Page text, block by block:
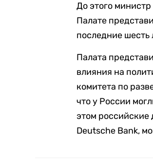
До этого
Палате
последние шесть
Палата
влияния на
комитета по
что у России
этом российские
Deutsche Bank,